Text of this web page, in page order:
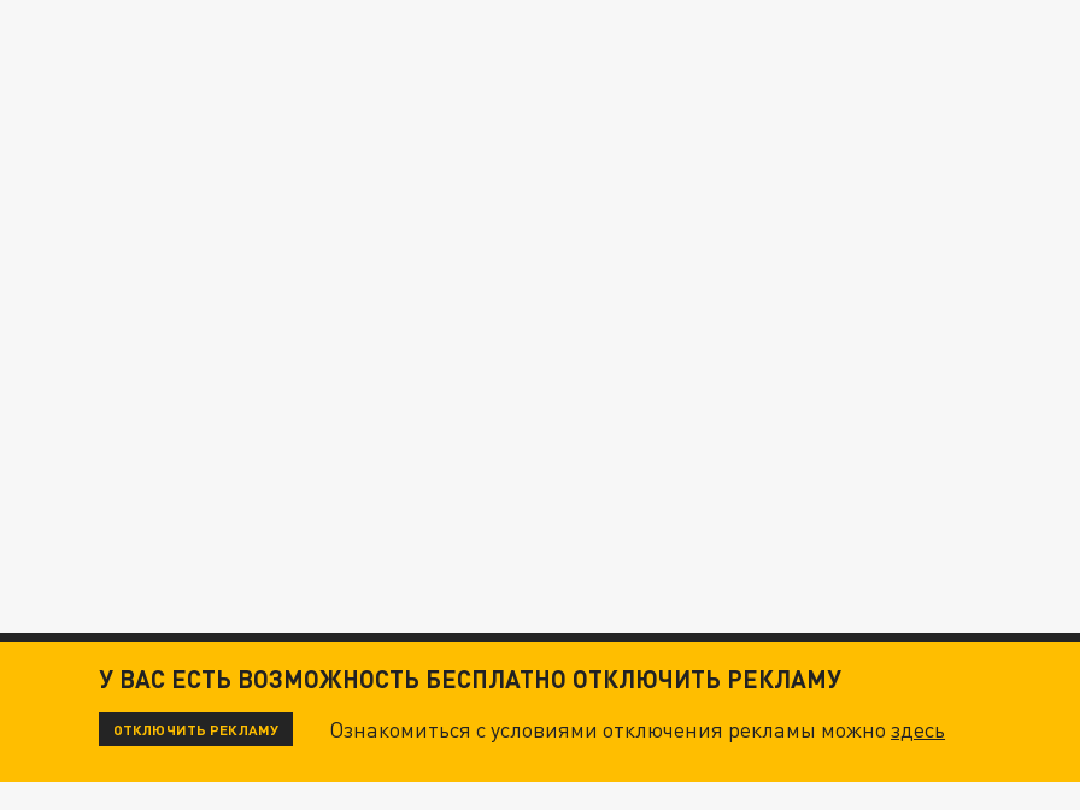
У ВАС ЕСТЬ ВОЗМОЖНОСТЬ БЕСПЛАТНО ОТКЛЮЧИТЬ РЕКЛАМУ
ОТКЛЮЧИТЬ РЕКЛАМУ Ознакомиться с условиями отключения рекламы можноздесь